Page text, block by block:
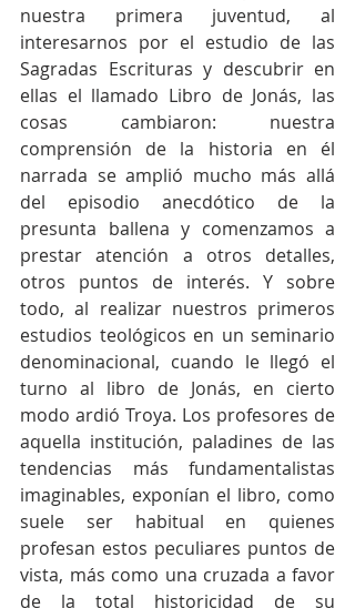
nuestra primera juventud, al
interesarnos por el estudio de las
Sagradas Escrituras y descubrir en
ellas el llamado Libro de Jonás, las
cosas cambiaron: nuestra
comprensión de la historia en él
narrada se amplió mucho más allá
del episodio anecdótico de la
presunta ballena y comenzamos a
prestar atención a otros detalles,
otros puntos de interés. Y sobre
todo, al realizar nuestros primeros
estudios teológicos en un seminario
denominacional, cuando le llegó el
turno al libro de Jonás, en cierto
modo ardió Troya. Los profesores de
aquella institución, paladines de las
tendencias más fundamentalistas
imaginables, exponían el libro, como
suele ser habitual en quienes
profesan estos peculiares puntos de
vista, más como una cruzada a favor
de la total historicidad de su